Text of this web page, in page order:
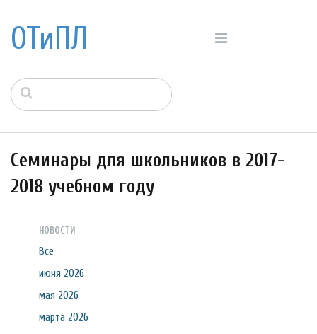
ОТиПЛ
Семинары для школьников в 2017-
2018 учебном году
НОВОСТИ
Все
июня 2026
мая 2026
марта 2026